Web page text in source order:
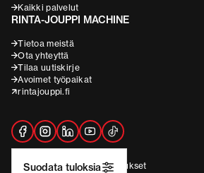
Suodata tuloksia
Kaikki palvelut
RINTA-JOUPPI MACHINE
Tietoa meistä
Ota yhteyttä
Tilaa uutiskirje
Avoimet työpaikat
rintajouppi.fi
RekisteriselosteEvästeasetukset